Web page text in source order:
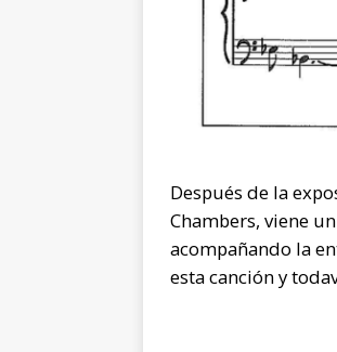
Después de la
Chambers, viene
acompañando la
esta canción y